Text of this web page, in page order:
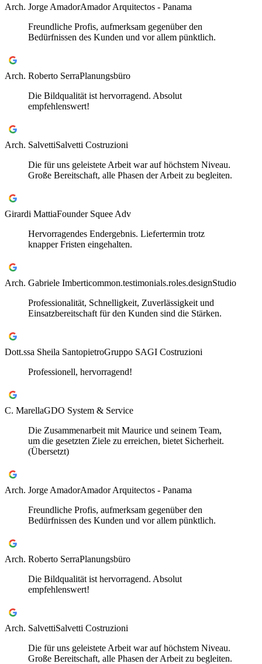
Arch. Jorge AmadorAmador Arquitectos - Panama
Freundliche Profis, aufmerksam gegenüber den
Bedürfnissen des Kunden und vor allem pünktlich.
Arch. Roberto SerraPlanungsbüro
Die Bildqualität ist hervorragend. Absolut
empfehlenswert!
Arch. SalvettiSalvetti Costruzioni
Die für uns geleistete Arbeit war auf höchstem Niveau.
Große Bereitschaft, alle Phasen der Arbeit zu begleiten.
Girardi MattiaFounder Squee Adv
Hervorragendes Endergebnis. Liefertermin trotz
knapper Fristen eingehalten.
Arch. Gabriele Imberticommon.testimonials.roles.designStudio
Professionalität, Schnelligkeit, Zuverlässigkeit und
Einsatzbereitschaft für den Kunden sind die Stärken.
Dott.ssa Sheila SantopietroGruppo SAGI Costruzioni
Professionell, hervorragend!
C. MarellaGDO System & Service
Die Zusammenarbeit mit Maurice und seinem Team,
um die gesetzten Ziele zu erreichen, bietet Sicherheit.
(Übersetzt)
Arch. Jorge AmadorAmador Arquitectos - Panama
Freundliche Profis, aufmerksam gegenüber den
Bedürfnissen des Kunden und vor allem pünktlich.
Arch. Roberto SerraPlanungsbüro
Die Bildqualität ist hervorragend. Absolut
empfehlenswert!
Arch. SalvettiSalvetti Costruzioni
Die für uns geleistete Arbeit war auf höchstem Niveau.
Große Bereitschaft, alle Phasen der Arbeit zu begleiten.